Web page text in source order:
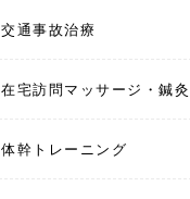
交通事故治療
在宅訪問マッサージ・鍼灸
体幹トレーニング